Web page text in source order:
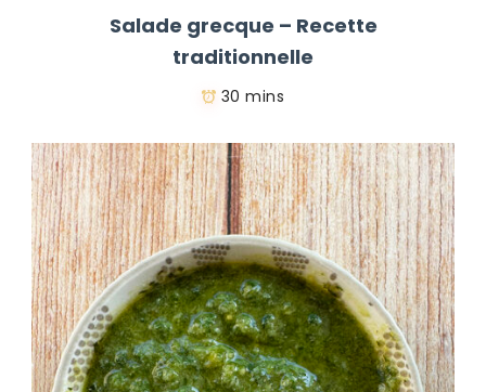
Salade grecque – Recette
traditionnelle
30 mins